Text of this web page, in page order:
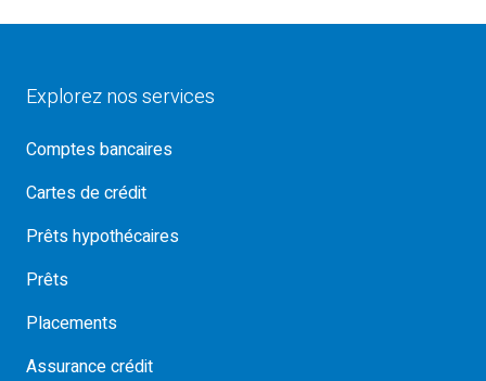
Explorez nos services
Comptes bancaires
Cartes de crédit
Prêts hypothécaires
Prêts
Placements
Assurance crédit